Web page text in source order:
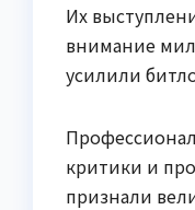
Их
внимание
усилили
критики и
признали